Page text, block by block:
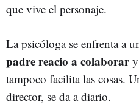
que vive el personaje.
La psicóloga se enfrenta a
padre reacio a colaborary
tampoco facilita las cosas.
director, se da a diario.